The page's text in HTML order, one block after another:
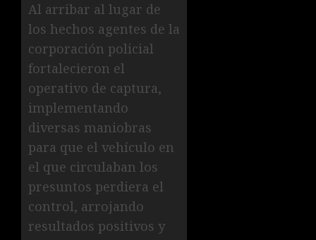
Al arribar al lugar de
los hechos agentes de la
corporación policial
fortalecieron el
operativo de captura,
implementando
diversas maniobras
para que el vehículo en
el que circulaban los
presuntos perdiera el
control, arrojando
resultados positivos y